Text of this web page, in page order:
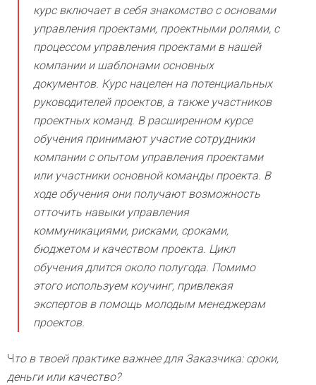
курс включает в себя знакомство с основами
управления проектами, проектными ролями, с
процессом управления проектами в нашей
компании и шаблонами основных
документов. Курс нацелен на потенциальных
руководителей проектов, а также участников
проектных команд. В расширенном курсе
обучения принимают участие сотрудники
компании с опытом управления проектами
или участники основной команды проекта. В
ходе обучения они получают возможность
отточить навыки управления
коммуникациями, рисками, сроками,
бюджетом и качеством проекта. Цикл
обучения длится около полугода. Помимо
этого используем коучинг, привлекая
экспертов в помощь молодым менеджерам
проектов.
Ч то в твоей практике важнее для Заказчика: сроки,
деньги или качество?